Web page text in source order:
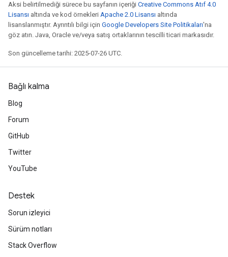
Aksi belirtilmediği sürece bu sayfanın içeriği Creative Commons Atıf 4.0
Lisansı altında ve kod örnekleri Apache 2.0 Lisansı altında
lisanslanmıştır. Ayrıntılı bilgi için Google Developers Site Politikaları'na
göz atın. Java, Oracle ve/veya satış ortaklarının tescilli ticari markasıdır.
Son güncelleme tarihi: 2025-07-26 UTC.
Bağlı kalma
Blog
Forum
GitHub
Twitter
YouTube
Destek
Sorun izleyici
Sürüm notları
Stack Overflow